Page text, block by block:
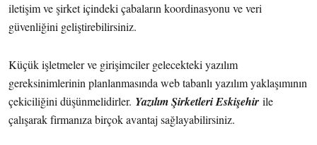
iletişim ve şirket içindeki çabaların koordinasyonu ve veri
güvenliğini geliştirebilirsiniz.
Küçük işletmeler ve girişimciler gelecekteki yazılım
gereksinimlerinin planlanmasında web tabanlı yazılım yaklaşımının
çekiciliğini düşünmelidirler. Yazılım Şirketleri Eskişehir ile
çalışarak firmanıza birçok avantaj sağlayabilirsiniz.